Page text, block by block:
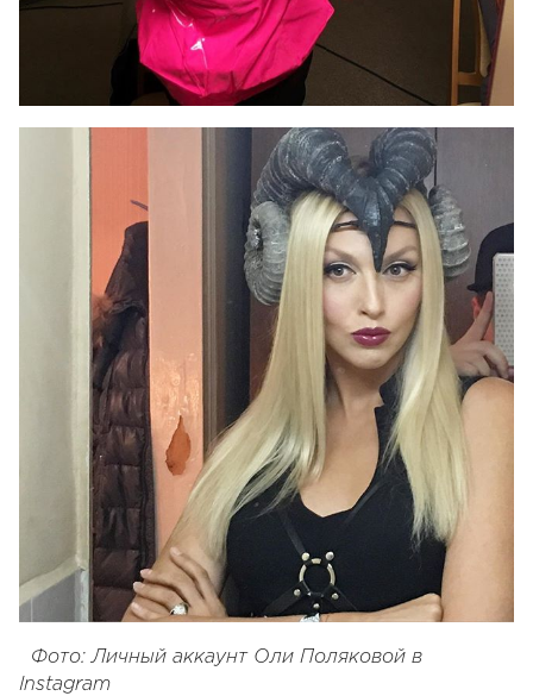
Фото: Личный аккаунт Оли Поляковой в
Instagram